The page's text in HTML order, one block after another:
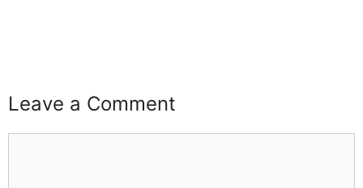
Leave a Comment